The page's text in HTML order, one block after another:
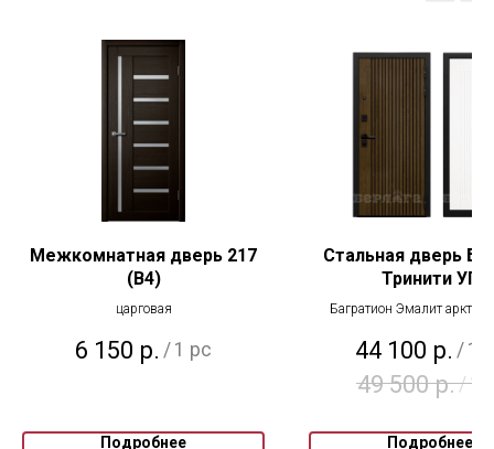
Межкомнатная дверь 217
(В4)
царговая
6 150 р. / 1 pc
Подробнее
Стальная дверь
Тринити УП
Багратион Эмалит арктик
44 100 р. / 1
49 500 р./1
Подробнее